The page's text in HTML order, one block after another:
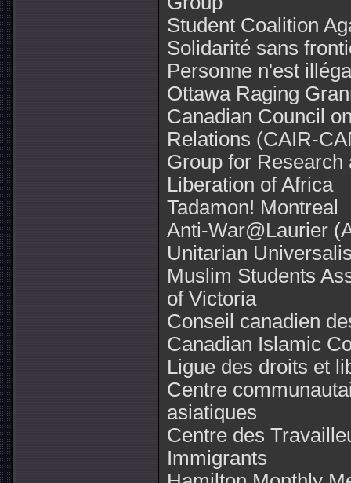
Student Coalition
Solidarité sans
Personne n'est
Ottawa Raging
Canadian Council
Relations (CAIR-
Group for Research
Liberation of Africa
Tadamon! Montreal
Anti-War@Laurier
Unitarian
Muslim Students
of Victoria
Conseil canadien
Canadian Islamic
Ligue des droits et
Centre
asiatiques
Centre des
Immigrants